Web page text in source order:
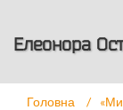
Елеонора
Головна /